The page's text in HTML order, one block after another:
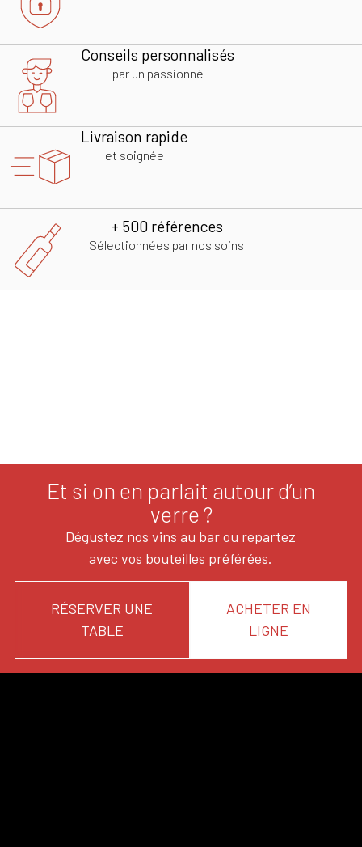
Conseils personnalisés
par un passionné
Livraison rapide
et soignée
+ 500 références
Sélectionnées par nos soins
Et si on en parlait autour d’un
verre ?
Dégustez nos vins au bar ou repartez
avec vos bouteilles préférées.
RÉSERVER UNE
TABLE
ACHETER EN
LIGNE